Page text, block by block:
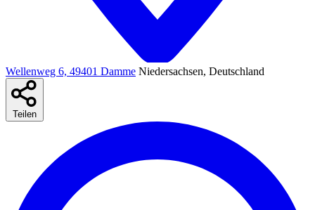
Wellenweg 6, 49401 Damme Niedersachsen, Deutschland
Teilen